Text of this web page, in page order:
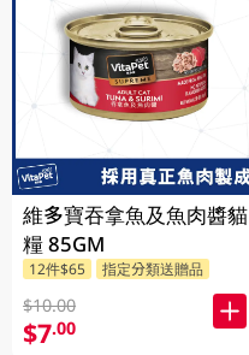
維多寶吞拿魚及魚肉醬貓
糧 85GM
12件$65 指定分類送贈品
$10.00
$7.00